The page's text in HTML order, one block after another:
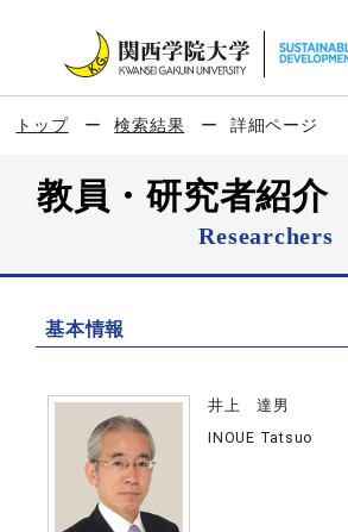
トップ 検索結果 詳細ページ
教員・研究者紹介
Researchers
基本情報
井上 達男
INOUE Tatsuo